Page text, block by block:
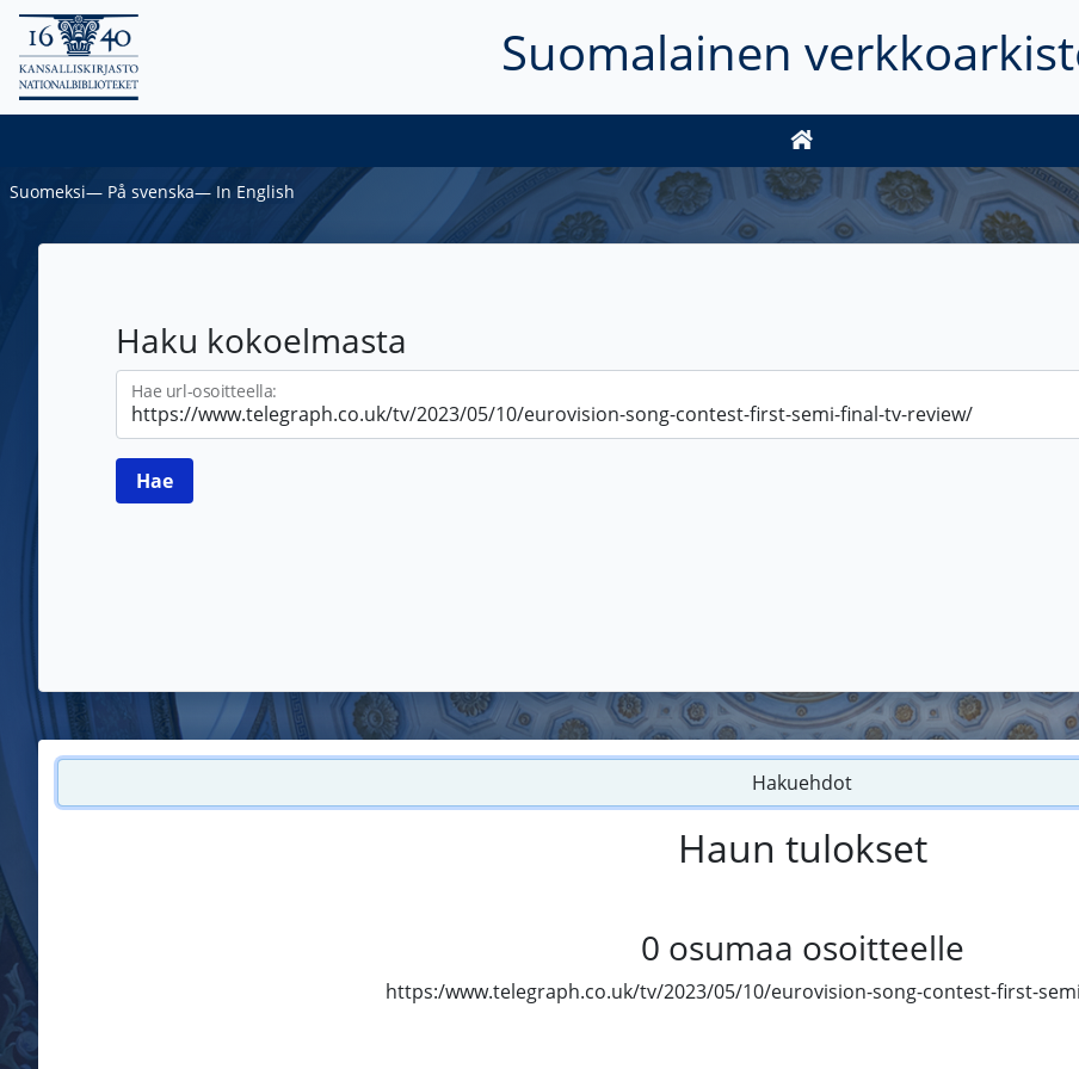
Suomalainen
Suomeksi― På svenska― In English
Haku kokoelmasta
Hae url-osoitteella:
Hakuehdot
Haun tulokset
0 osumaa osoitteelle
https:/www.telegraph.co.uk/tv/2023/05/10/eurovision-song-contest-first-